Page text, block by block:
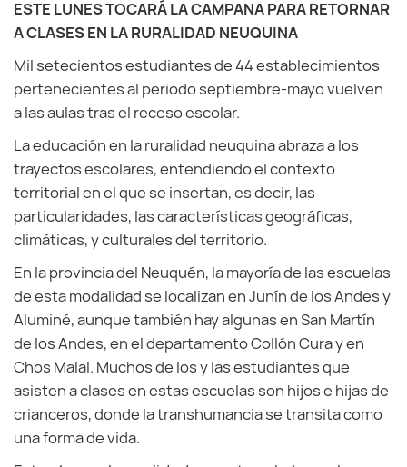
ESTE LUNES TOCARÁ LA CAMPANA PARA RETORNAR
A CLASES EN LA RURALIDAD NEUQUINA
Mil setecientos estudiantes de 44 establecimientos
pertenecientes al periodo septiembre-mayo vuelven
a las aulas tras el receso escolar.
La educación en la ruralidad neuquina abraza a los
trayectos escolares, entendiendo el contexto
territorial en el que se insertan, es decir, las
particularidades, las características geográficas,
climáticas, y culturales del territorio.
En la provincia del Neuquén, la mayoría de las escuelas
de esta modalidad se localizan en Junín de los Andes y
Aluminé, aunque también hay algunas en San Martín
de los Andes, en el departamento Collón Cura y en
Chos Malal. Muchos de los y las estudiantes que
asisten a clases en estas escuelas son hijos e hijas de
crianceros, donde la transhumancia se transita como
una forma de vida.